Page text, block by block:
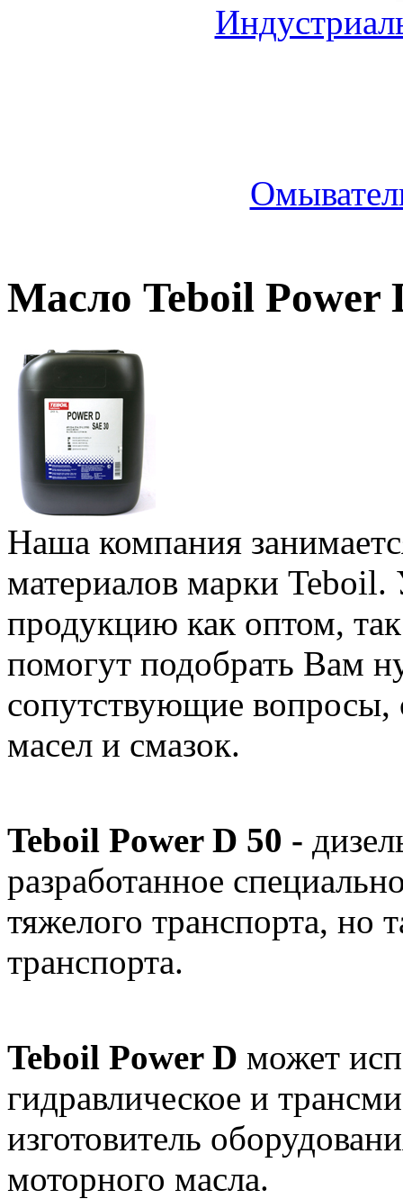
Масло Teboil Power
Наша компания
материалов марки
продукцию как оптом,
помогут подобрать Вам
сопутствующие вопросы,
масел и смазок.
Teboil Power D 50 -
разработанное
тяжелого транспорта, но
транспорта.
Teboil Power D может
гидравлическое и
изготовитель
моторного масла.